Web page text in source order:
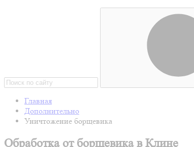
Главная
Дополнительно
Уничтожение борщевика
Обработка от борщевика в Клине